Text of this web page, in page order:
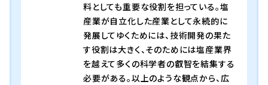
料としても重要な役割を担っている。塩
産業が自立化した産業として永続的に
発展してゆくためには、技術開発の果た
す役割は大きく、そのためには塩産業界
を越えて多くの科学者の叡智を結集する
必要がある。以上のような観点から、広